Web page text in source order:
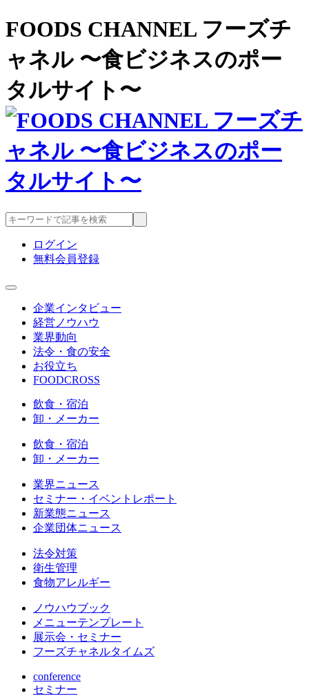
FOODS CHANNEL フーズチ
ャネル 〜食ビジネスのポー
タルサイト〜
ログイン
無料会員登録
企業インタビュー
経営ノウハウ
業界動向
法令・食の安全
お役立ち
FOODCROSS
飲食・宿泊
卸・メーカー
飲食・宿泊
卸・メーカー
業界ニュース
セミナー・イベントレポート
新業態ニュース
企業団体ニュース
法令対策
衛生管理
食物アレルギー
ノウハウブック
メニューテンプレート
展示会・セミナー
フーズチャネルタイムズ
conference
セミナー